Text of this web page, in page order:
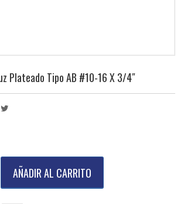
Plateado Tipo AB #10-16 X 3/4″
AÑADIR AL CARRITO